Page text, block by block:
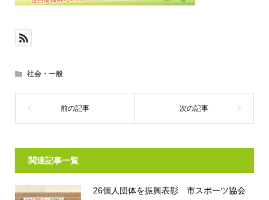
社会・一般
関連記事一覧
26個人団体を振興表彰 市スポーツ協会